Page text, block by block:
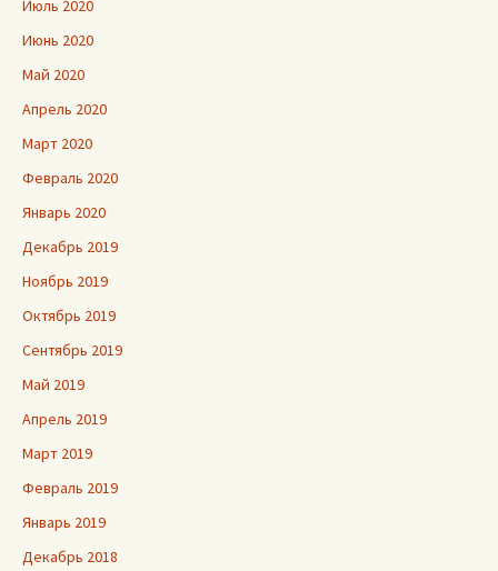
Июль 2020
Июнь 2020
Май 2020
Апрель 2020
Март 2020
Февраль 2020
Январь 2020
Декабрь 2019
Ноябрь 2019
Октябрь 2019
Сентябрь 2019
Май 2019
Апрель 2019
Март 2019
Февраль 2019
Январь 2019
Декабрь 2018